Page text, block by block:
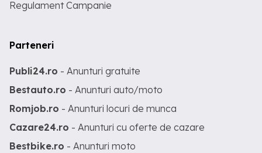
Regulament Campanie
Parteneri
Publi24.ro - Anunturi gratuite
Bestauto.ro - Anunturi auto/moto
Romjob.ro - Anunturi locuri de munca
Cazare24.ro - Anunturi cu oferte de cazare
Bestbike.ro - Anunturi moto